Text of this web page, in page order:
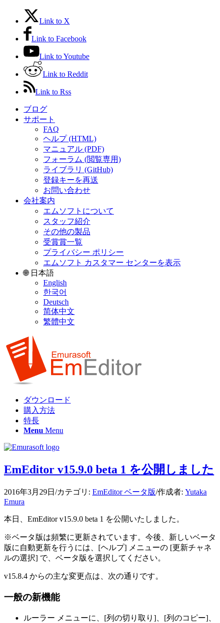
Link to X
Link to Facebook
Link to Youtube
Link to Reddit
Link to Rss
ブログ
サポート
FAQ
ヘルプ (HTML)
マニュアル (PDF)
フォーラム (閲覧専用)
ライブラリ (GitHub)
登録キーを再送
お問い合わせ
会社案内
エムソフトについて
スタッフ紹介
その他の製品
受賞賞一覧
プライバシー ポリシー
エムソフト カスタマー センターを表示
🌐 日本語
English
한국어
Deutsch
简体中文
繁體中文
ダウンロード
購入方法
特長
Menu Menu
EmEditor v15.9.0 beta 1 を公開しました
2016年3月29日 /カテゴリ: EmEditor ベータ版/作成者: Yutaka
Emura
本日、EmEditor v15.9.0 beta 1 を公開いたしました。
※ベータ版は頻繁に更新されています。今後、新しいベータ
版に自動更新を行うには、[ヘルプ] メニューの [更新チャネ
ルの選択] で、ベータ版を選択してください。
v15.8.4 からの主な変更点は、次の通りです。
一般の新機能
ルーラー メニューに、[列の切り取り]、[列のコピー]、